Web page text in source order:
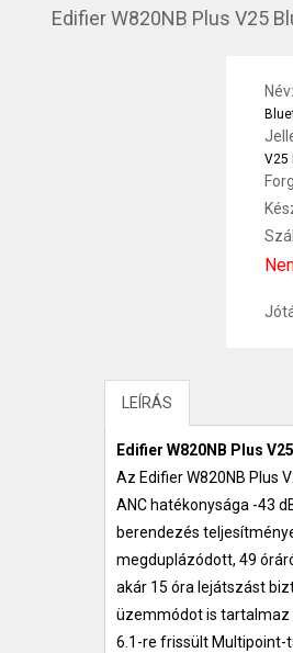
Edifier W820NB Plus V25
Név:
V25
LEÍRÁS
Edifier W820NB Plus
Az Edifier W820NB Plus
ANC hatékonysága -43
berendezés
megduplázódott, 49
akár 15 óra lejátszást
üzemmódot is tartalmaz
6.1-re frissült Multipoint-